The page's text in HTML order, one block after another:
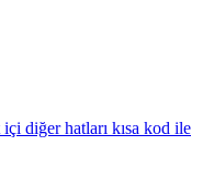
diğer hatları kısa kod ile